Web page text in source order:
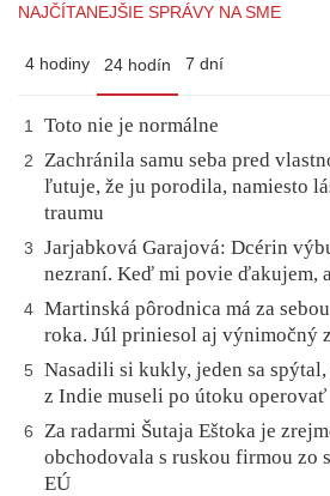
NAJČÍTANEJŠIE SPRÁVY NA SME
4 hodiny 24 hodín 7 dní
1 Toto nie je normálne
2
Zachránila samu seba pred
ľutuje, že ju porodila, namiesto
traumu
3
Jarjabková Garajová: Dcérin
nezraní. Keď mi povie ďakujem,
4 Martinská pôrodnica má za
roka. Júl priniesol aj výnimočný
5
Nasadili si kukly, jeden sa
z Indie museli po útoku operovať
6
Za radarmi Šutaja Eštoka je
obchodovala s ruskou firmou zo
EÚ